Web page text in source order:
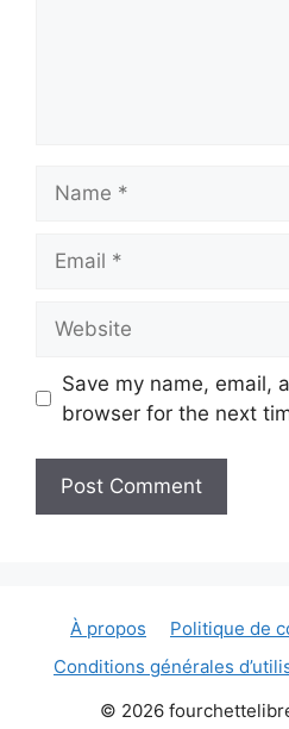
Save my name, email,
browser for the next
À propos
Politique de
Conditions générales
© 2026